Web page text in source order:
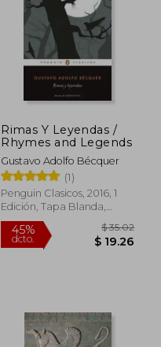
45%
dcto.
Rimas Y Leyendas /
Rhymes and Legends
Gustavo Adolfo Bécquer
(1)
Penguin Clasicos, 2016, 1
Edición, Tapa Blanda,
Nuevo